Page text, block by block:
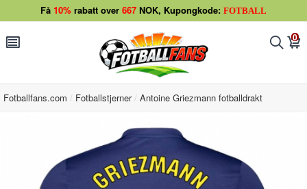
Få 10% rabatt over 667 NOK, Kupongkode: FOTBALL
󰂩 󰂨 0
󰃦
Fotballfans.com Fotballstjerner Antoine Griezmann fotballdrakt